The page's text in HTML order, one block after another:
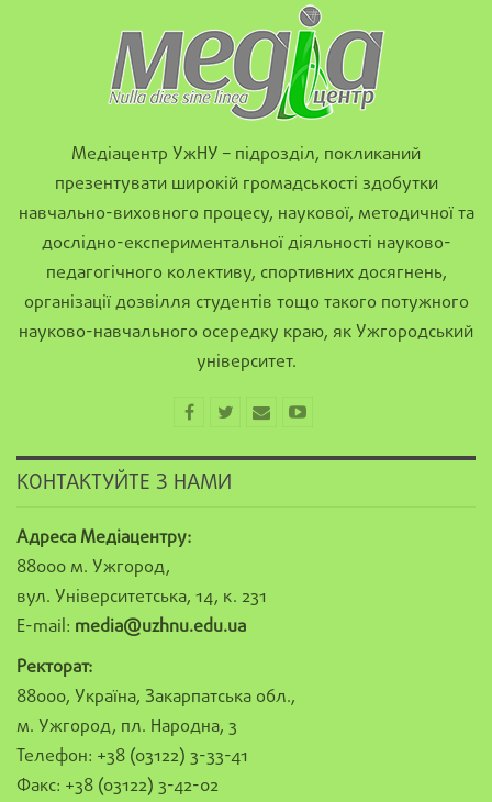
Медіацентр УжНУ – підрозділ, покликаний
презентувати широкій громадськості здобутки
навчально-виховного процесу, наукової, методичної та
дослідно-експериментальної діяльності науково-
педагогічного колективу, спортивних досягнень,
організації дозвілля студентів тощо такого потужного
науково-навчального осередку краю, як Ужгородський
університет.
КОНТАКТУЙТЕ З НАМИ
Адреса Медіацентру:
88000 м. Ужгород,
вул. Університетська, 14, к. 231
E-mail: media@uzhnu.edu.ua
Ректорат:
88000, Україна, Закарпатська обл.,
м. Ужгород, пл. Народна, 3
Телефон: +38 (03122) 3-33-41
Факс: +38 (03122) 3-42-02